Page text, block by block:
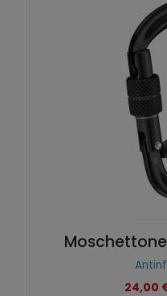
Moschettone
24,00